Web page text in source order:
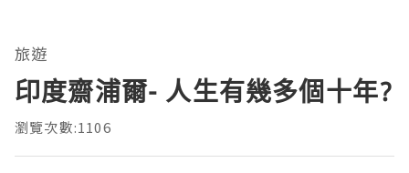
旅遊
印度齋浦爾- 人生有幾多個十年?
瀏覽次數:1106